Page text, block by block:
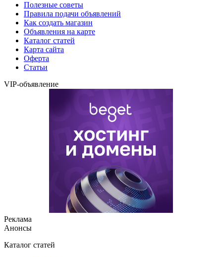
Полезные советы
Правила подачи объявлений
Как создать магазин
Объявления на карте
Каталог статей
Карта сайта
Оферта
Статьи
VIP-объявление
Реклама
Анонсы
Каталог статей